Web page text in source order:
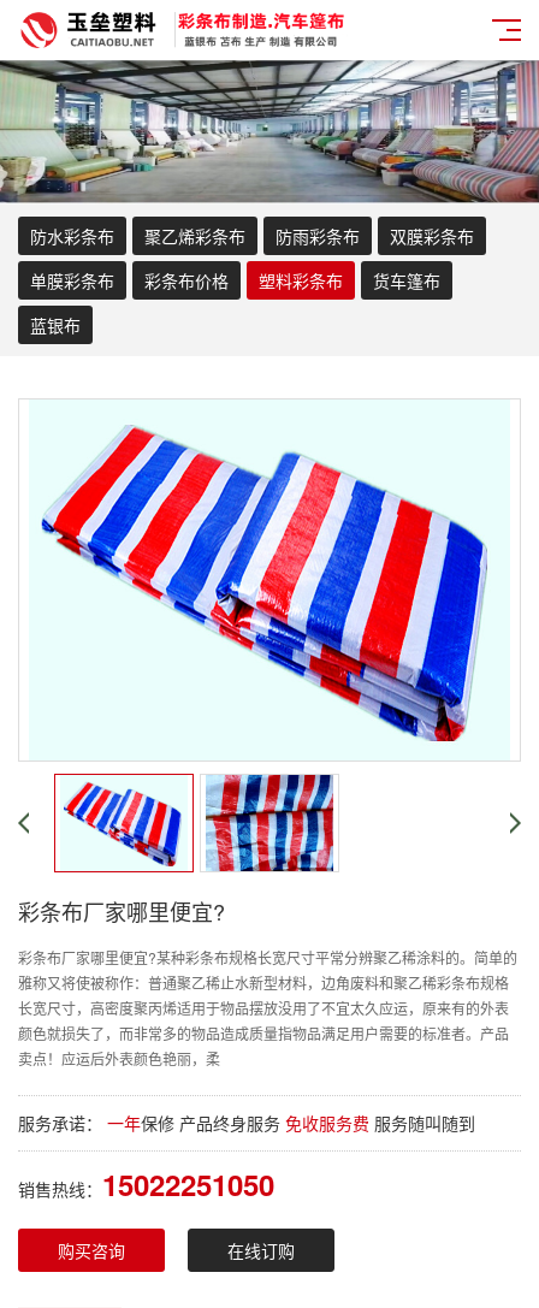
防水彩条布 聚乙烯彩条布 防雨彩条布
双膜彩条布
单膜彩条布
彩条布价格 塑料彩条布
货车篷布
蓝银布
彩条布厂家哪里便宜?
彩条布厂家哪里便宜?某种彩条布规格长宽尺寸平常分辨聚乙稀涂料的。简单的
雅称又将使被称作：普通聚乙稀止水新型材料，边角废料和聚乙稀彩条布规格
长宽尺寸，高密度聚丙烯适用于物品摆放没用了不宜太久应运，原来有的外表
颜色就损失了，而非常多的物品造成质量指物品满足用户需要的标准者。产品
卖点！应运后外表颜色艳丽，柔
服务承诺： 一年保修 产品终身服务 免收服务费 服务随叫随到
销售热线： 15022251050
购买咨询 在线订购